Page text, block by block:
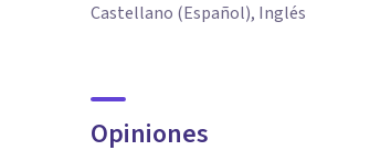
Castellano (Español), Inglés
Opiniones